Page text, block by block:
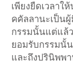
เพียงยืดเวลา
คคัลลานะเป็น
กรรมนั้นแต่แล้
ยอมรับกรรมนั้
และถึงปรินิพพา